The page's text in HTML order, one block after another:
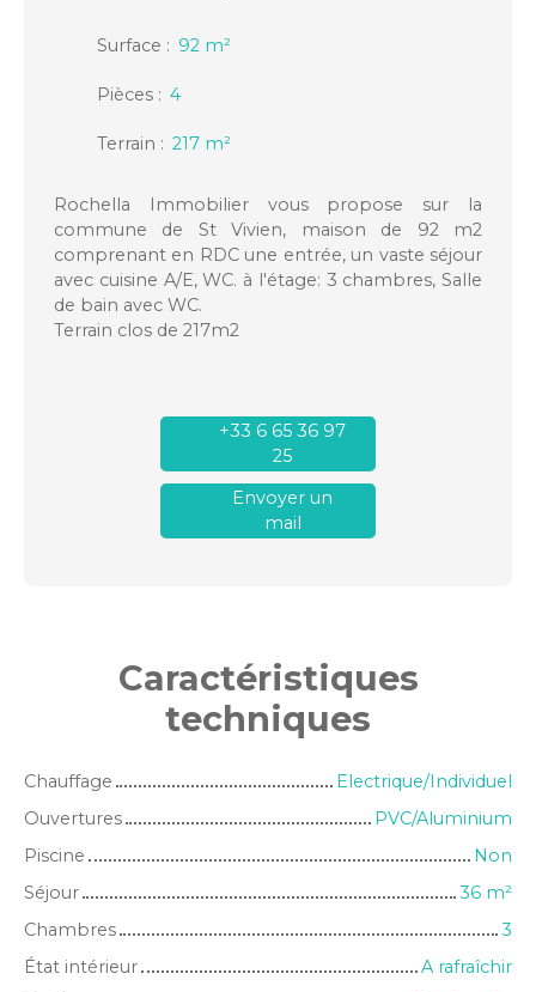
Surface : 92 m²
Pièces : 4
Terrain : 217 m²
Rochella Immobilier vous propose sur la
commune de St Vivien, maison de 92 m2
comprenant en RDC une entrée, un vaste séjour
avec cuisine A/E, WC. à l'étage: 3 chambres, Salle
de bain avec WC.
Terrain clos de 217m2
+33 6 65 36 97
25
Envoyer un
mail
Caractéristiques
techniques
Chauffage
Electrique/Individuel
Ouvertures
PVC/Aluminium
Piscine
Non
Séjour
36 m²
Chambres
3
État intérieur
A rafraîchir